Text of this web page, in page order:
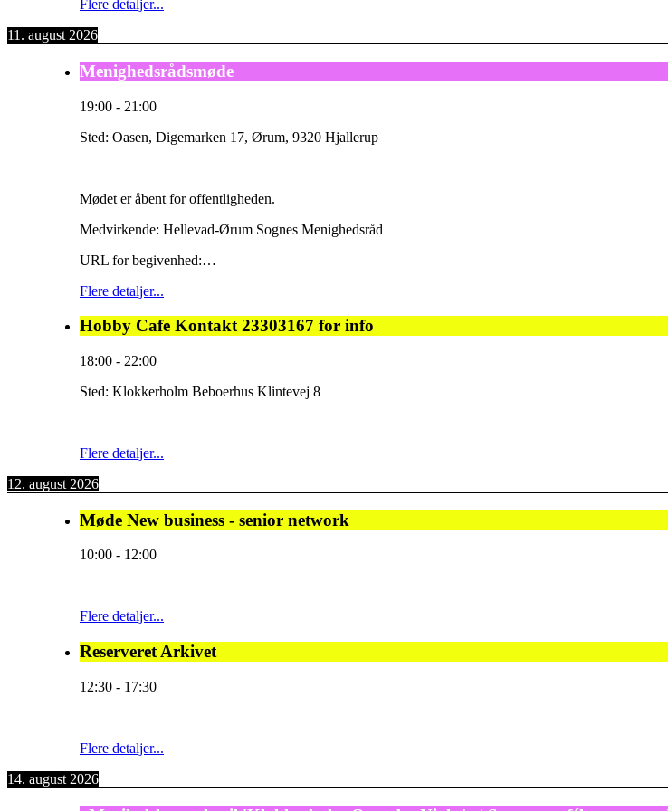
Flere detaljer...
11. august 2026
Menighedsrådsmøde
19:00 - 21:00
Sted: Oasen, Digemarken 17, Ørum, 9320 Hjallerup
Mødet er åbent for offentligheden.
Medvirkende: Hellevad-Ørum Sognes Menighedsråd
URL for begivenhed:…
Flere detaljer...
Hobby Cafe Kontakt 23303167 for info
18:00 - 22:00
Sted: Klokkerholm Beboerhus Klintevej 8
Flere detaljer...
12. august 2026
Møde New business - senior network
10:00 - 12:00
Flere detaljer...
Reserveret Arkivet
12:30 - 17:30
Flere detaljer...
14. august 2026